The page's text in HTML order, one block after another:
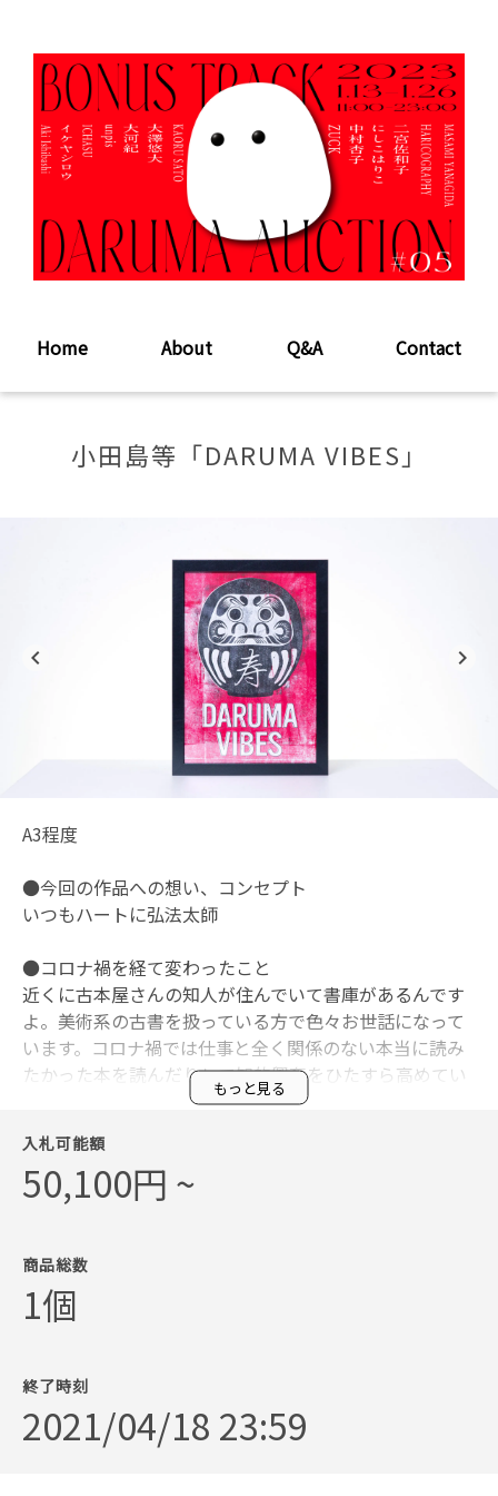
Home About Q&A Contact
小田島等「DARUMA VIBES」
navigate_before navigate_next
A3程度
●今回の作品への想い、コンセプト
いつもハートに弘法太師
●コロナ禍を経て変わったこと
近くに古本屋さんの知人が住んでいて書庫があるんです
よ。美術系の古書を扱っている方で色々お世話になって
います。コロナ禍では仕事と全く関係のない本当に読み
たかった本を読んだりして知的興奮をひたすら高めてい
1972年生まれ。東京・港区出身。デザイナー。イラスト
レーター。半芸術家。桑沢デザイン研究所卒業。 95年よ
りジャケット、広告物、書籍装丁などのアートディレク
MOUS POP」(P-vine books）などがある。
※最終落札価格からサービス利用料などの諸経費を引い
た額の5割を作家へ還元し、2割は下北沢の子どもを中心
せていただきます。
※落札確定後、指定の期間内にお支払いが行われなかっ
た場合は落札者の繰り上げを行います。
もっと見る
入札可能額
50,100円 ~
商品総数
1個
終了時刻
2021/04/18 23:59